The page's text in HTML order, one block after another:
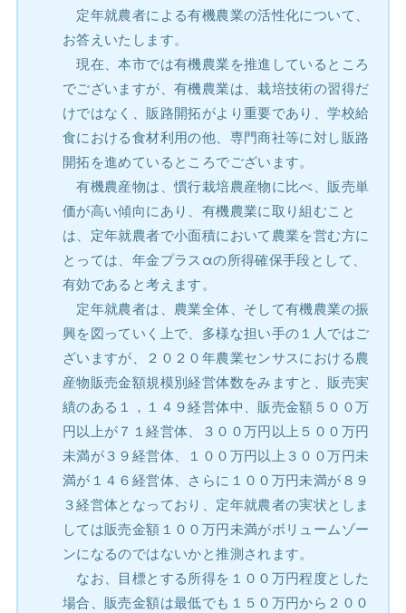
定年就農者による有機農業の活性化について、
お答えいたします。
現在、本市では有機農業を推進しているところ
でございますが、有機農業は、栽培技術の習得だ
けではなく、販路開拓がより重要であり、学校給
食における食材利用の他、専門商社等に対し販路
開拓を進めているところでございます。
有機農産物は、慣行栽培農産物に比べ、販売単
価が高い傾向にあり、有機農業に取り組むこと
は、定年就農者で小面積において農業を営む方に
とっては、年金プラスαの所得確保手段として、
有効であると考えます。
定年就農者は、農業全体、そして有機農業の振
興を図っていく上で、多様な担い手の１人ではご
ざいますが、２０２０年農業センサスにおける農
産物販売金額規模別経営体数をみますと、販売実
績のある１，１４９経営体中、販売金額５００万
円以上が７１経営体、３００万円以上５００万円
未満が３９経営体、１００万円以上３００万円未
満が１４６経営体、さらに１００万円未満が８９
３経営体となっており、定年就農者の実状としま
しては販売金額１００万円未満がボリュームゾー
ンになるのではないかと推測されます。
なお、目標とする所得を１００万円程度とした
場合、販売金額は最低でも１５０万円から２００